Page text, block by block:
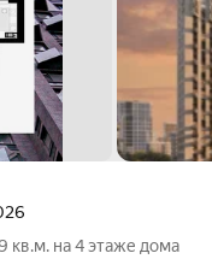
кв.м. на 4 этаже дома